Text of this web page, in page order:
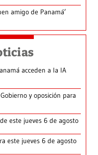
amigo de Panamá’
acceden a la IA
y oposición para
este jueves 6 de agosto
este jueves 6 de agosto